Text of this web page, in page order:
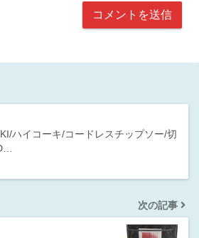
ハイコーキ/コードレスチップソー/切
次の記事